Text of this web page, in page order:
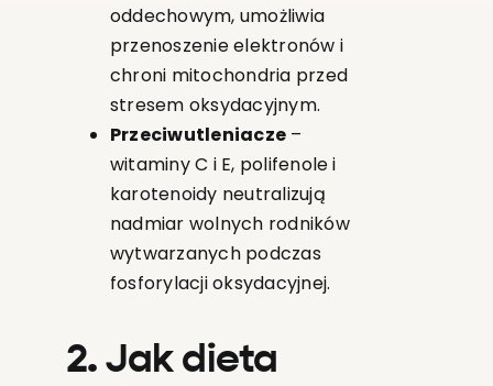
oddechowym, umożliwia
przenoszenie elektronów i
chroni mitochondria przed
stresem oksydacyjnym.
Przeciwutleniacze –
witaminy C i E, polifenole i
karotenoidy neutralizują
nadmiar wolnych rodników
wytwarzanych podczas
fosforylacji oksydacyjnej.
2. Jak dieta